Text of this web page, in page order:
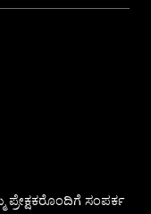
ಸಂಪರ್ಕ